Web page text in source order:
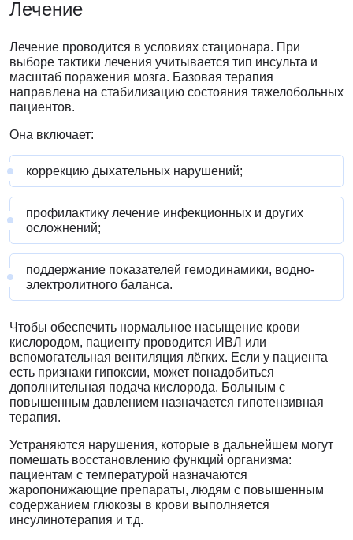
Лечение
Лечение проводится в условиях стационара. При
выборе тактики лечения учитывается тип инсульта и
масштаб поражения мозга. Базовая терапия
направлена на стабилизацию состояния тяжелобольных
пациентов.
Она включает:
коррекцию дыхательных нарушений;
профилактику лечение инфекционных и других
осложнений;
поддержание показателей гемодинамики, водно-
электролитного баланса.
Чтобы обеспечить нормальное насыщение крови
кислородом, пациенту проводится ИВЛ или
вспомогательная вентиляция лёгких. Если у пациента
есть признаки гипоксии, может понадобиться
дополнительная подача кислорода. Больным с
повышенным давлением назначается гипотензивная
терапия.
Устраняются нарушения, которые в дальнейшем могут
помешать восстановлению функций организма:
пациентам с температурой назначаются
жаропонижающие препараты, людям с повышенным
содержанием глюкозы в крови выполняется
инсулинотерапия и т.д.